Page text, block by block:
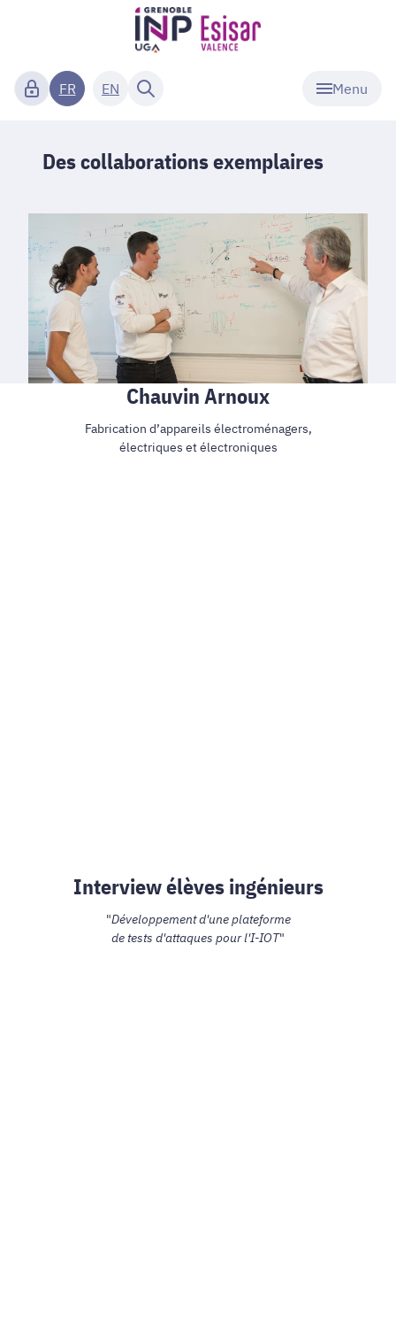
Menu
FR EN
Des collaborations exemplaires
Chauvin Arnoux
Fabrication d’appareils électroménagers,
électriques et électroniques
Interview élèves ingénieurs
"Développement d'une plateforme
de tests d'attaques pour l'I-IOT"